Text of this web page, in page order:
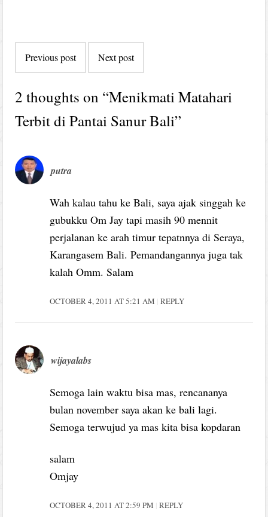
navigation
Previous post Next post
2 thoughts on “Menikmati Matahari
Terbit di Pantai Sanur Bali”
putra
Wah kalau tahu ke Bali, saya ajak singgah ke
gubukku Om Jay tapi masih 90 mennit
perjalanan ke arah timur tepatnnya di Seraya,
Karangasem Bali. Pemandangannya juga tak
kalah Omm. Salam
OCTOBER 4, 2011 AT 5:21 AM REPLY
wijayalabs
Semoga lain waktu bisa mas, rencananya
bulan november saya akan ke bali lagi.
Semoga terwujud ya mas kita bisa kopdaran
salam
Omjay
OCTOBER 4, 2011 AT 2:59 PM REPLY